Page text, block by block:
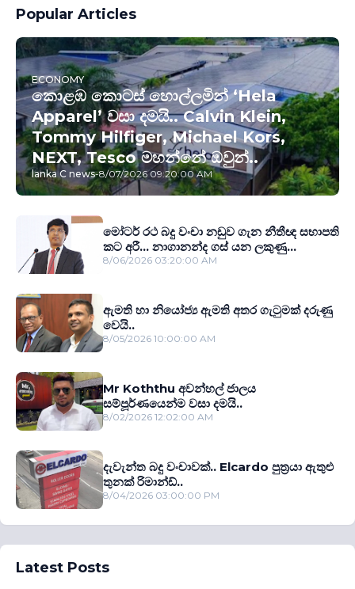
Popular Articles
ECONOMY
කොළඹ කොටස් හොල්ලමින් ‘Hela
Apparel’ වසා දමයි.. Calvin Klein,
Tommy Hilfiger, Michael Kors,
NEXT, Tesco මහන්නේ ඔවුන්..
lanka C news-8/07/2026 09:20:00 AM
මෝටර් රථ බදු වංචා නඩුව ගැන නීතීඥ සභාපති
කට අරී... නාගානන්ද ගස් යන ලකුණු...
8/06/2026 03:20:00 AM
ඇමති හා නියෝජ්‍ය ඇමති අතර ගැටුමක් දරුණු
වෙයි..
8/05/2026 10:00:00 AM
Mr Koththu අවන්හල් ජාලය
සම්පූර්ණයෙන්ම වසා දමයි..
8/02/2026 12:02:00 AM
දැවැන්ත බදු වංචාවක්.. Elcardo පුත‍්‍රයා ඇතුළු
තුනක් රිමාන්ඩ්..
8/04/2026 03:00:00 PM
Latest Posts